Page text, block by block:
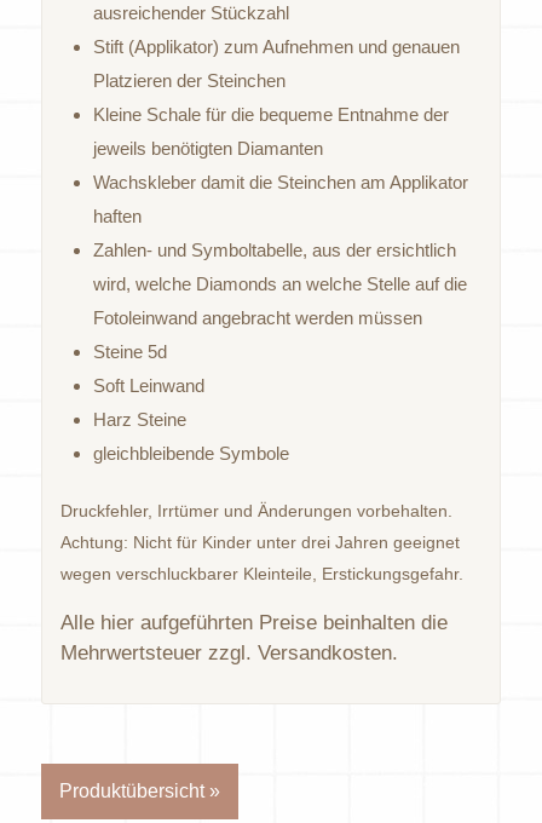
ausreichender Stückzahl
Stift (Applikator) zum Aufnehmen und genauen
Platzieren der Steinchen
Kleine Schale für die bequeme Entnahme der
jeweils benötigten Diamanten
Wachskleber damit die Steinchen am Applikator
haften
Zahlen- und Symboltabelle, aus der ersichtlich
wird, welche Diamonds an welche Stelle auf die
Fotoleinwand angebracht werden müssen
Steine 5d
Soft Leinwand
Harz Steine
gleichbleibende Symbole
Druckfehler, Irrtümer und Änderungen vorbehalten.
Achtung: Nicht für Kinder unter drei Jahren geeignet
wegen verschluckbarer Kleinteile, Erstickungsgefahr.
Alle hier aufgeführten Preise beinhalten die
Mehrwertsteuer zzgl. Versandkosten.
Produktübersicht »